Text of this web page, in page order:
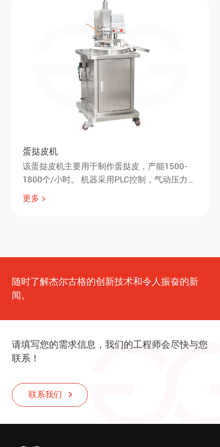
蛋挞皮机
该蛋挞皮机主要用于制作蛋挞皮，产能1500-
1800个/小时。 机器采用PLC控制，气动压力成
型，转盘机械结构，全不锈钢设计。可成型广
式蛋挞、葡式蛋挞、港式蛋饼、椰挞等。
更多
随时了解杰尔古格的创新技术和令人振奋的新
闻。
请填写您的需求信息，我们的工程师会尽快与您
联系！
联系我们